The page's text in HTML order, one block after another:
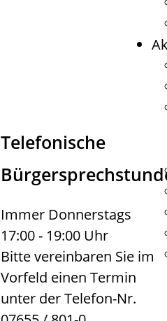
Telefonische
Immer Donnerstags
17:00 - 19:00 Uhr
Bitte vereinbaren Sie im
Vorfeld einen Termin
unter der Telefon-Nr.